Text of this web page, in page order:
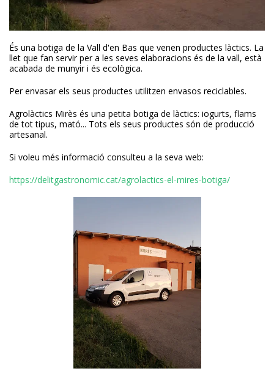
És una botiga de la Vall d'en Bas que venen productes làctics. La
llet que fan servir per a les seves elaboracions és de la vall, està
acabada de munyir i és ecològica.
Per envasar els seus productes utilitzen envasos reciclables.
Agrolàctics Mirès és una petita botiga de làctics: iogurts, flams
de tot tipus, mató... Tots els seus productes són de producció
artesanal.
Si voleu més informació consulteu a la seva web:
https://delitgastronomic.cat/agrolactics-el-mires-botiga/